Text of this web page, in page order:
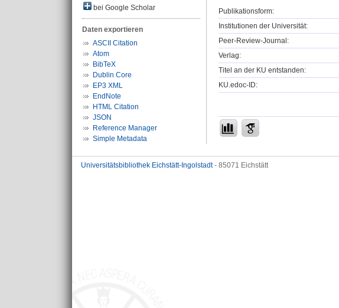
bei Google Scholar
Daten exportieren
ASCII Citation
Atom
BibTeX
Dublin Core
EP3 XML
EndNote
HTML Citation
JSON
Reference Manager
Simple Metadata
Publikationsform:
Institutionen der Universität:
Peer-Review-Journal:
Verlag:
Titel an der KU entstanden:
KU.edoc-ID:
Universitätsbibliothek Eichstätt-Ingolstadt- 85071 Eichstätt